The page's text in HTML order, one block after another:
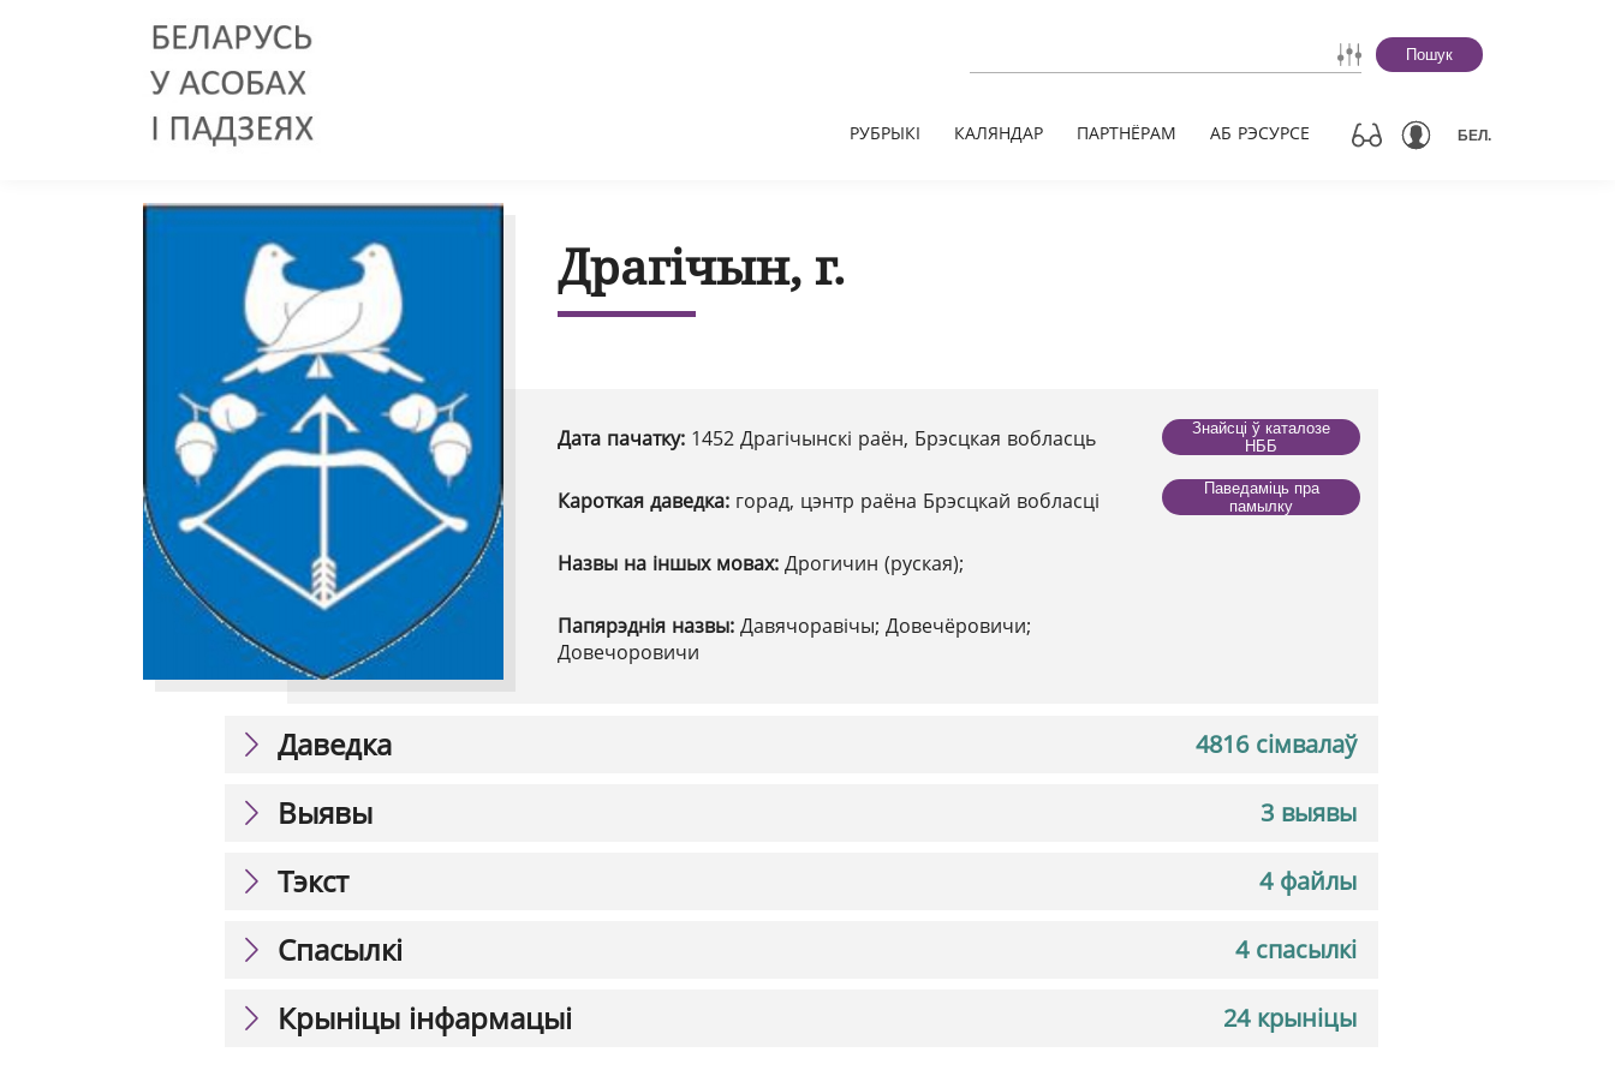
Пошук
РУБРЫКІ КАЛЯНДАР ПАРТНЁРАМ АБ РЭСУРСЕ БЕЛ.
Драгічын, г.
Дата пачатку: 1452 Драгічынскі раён, Брэсцкая вобласць
Кароткая даведка: горад, цэнтр раёна Брэсцкай вобласці
Назвы на іншых мовах: Дрогичин (руская);
Папярэднія назвы: Давячоравічы; Довечёровичи;
Довечоровичи
Знайсці ў каталозе
НББ
Паведаміць пра
памылку
4816 сімвалаў
Даведка
3 выявы
Выявы
4 файлы
Тэкст
4 спасылкі
Спасылкі
24 крыніцы
Крыніцы інфармацыі